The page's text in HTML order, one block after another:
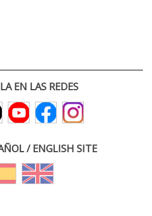
EN LAS REDES
/ ENGLISH SITE